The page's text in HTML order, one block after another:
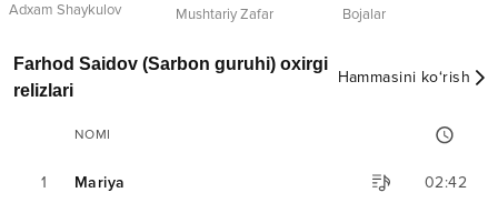
Adxam Shaykulov
Mushtariy Zafar
Bojalar
Farhod Saidov (Sarbon guruhi) oxirgi
relizlari
Hammasini ko‘rish
NOMI
1 Mariya 02:42